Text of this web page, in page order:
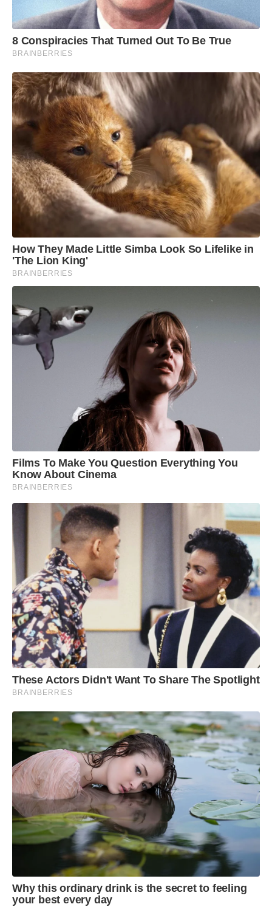
8 Conspiracies That Turned Out To Be True
BRAINBERRIES
How They Made Little Simba Look So Lifelike in
'The Lion King'
BRAINBERRIES
Films To Make You Question Everything You
Know About Cinema
BRAINBERRIES
These Actors Didn't Want To Share The Spotlight
BRAINBERRIES
Why this ordinary drink is the secret to feeling
your best every day